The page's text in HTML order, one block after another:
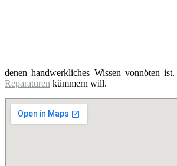
denen handwerkliches Wissen vonnöten
Reparaturen kümmern will.